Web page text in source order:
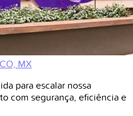
MX
para escalar nossa
com segurança, eficiência e